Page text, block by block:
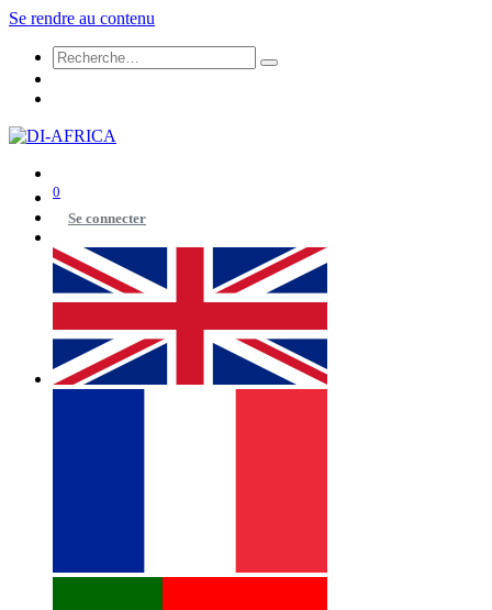
Se rendre au contenu
0
Se connecter